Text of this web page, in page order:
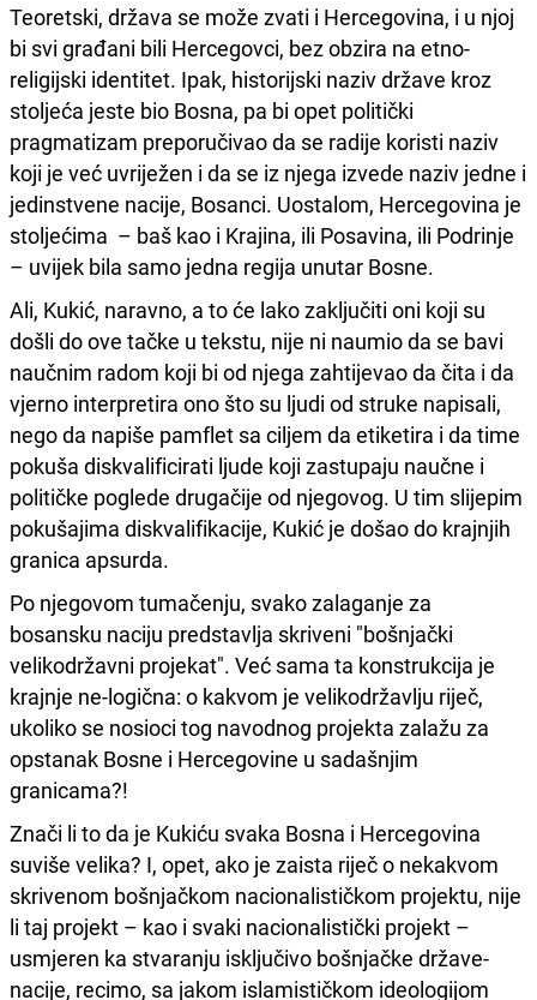
Teoretski, država se može zvati i Hercegovina, i u njoj
bi svi građani bili Hercegovci, bez obzira na etno-
religijski identitet. Ipak, historijski naziv države kroz
stoljeća jeste bio Bosna, pa bi opet politički
pragmatizam preporučivao da se radije koristi naziv
koji je već uvriježen i da se iz njega izvede naziv jedne i
jedinstvene nacije, Bosanci. Uostalom, Hercegovina je
stoljećima – baš kao i Krajina, ili Posavina, ili Podrinje
– uvijek bila samo jedna regija unutar Bosne.
Ali, Kukić, naravno, a to će lako zaključiti oni koji su
došli do ove tačke u tekstu, nije ni naumio da se bavi
naučnim radom koji bi od njega zahtijevao da čita i da
vjerno interpretira ono što su ljudi od struke napisali,
nego da napiše pamflet sa ciljem da etiketira i da time
pokuša diskvalificirati ljude koji zastupaju naučne i
političke poglede drugačije od njegovog. U tim slijepim
pokušajima diskvalifikacije, Kukić je došao do krajnjih
granica apsurda.
Po njegovom tumačenju, svako zalaganje za
bosansku naciju predstavlja skriveni "bošnjački
velikodržavni projekat". Već sama ta konstrukcija je
krajnje ne-logična: o kakvom je velikodržavlju riječ,
ukoliko se nosioci tog navodnog projekta zalažu za
opstanak Bosne i Hercegovine u sadašnjim
granicama?!
Znači li to da je Kukiću svaka Bosna i Hercegovina
suviše velika? I, opet, ako je zaista riječ o nekakvom
skrivenom bošnjačkom nacionalističkom projektu, nije
li taj projekt – kao i svaki nacionalistički projekt –
usmjeren ka stvaranju isključivo bošnjačke države-
nacije, recimo, sa jakom islamističkom ideologijom